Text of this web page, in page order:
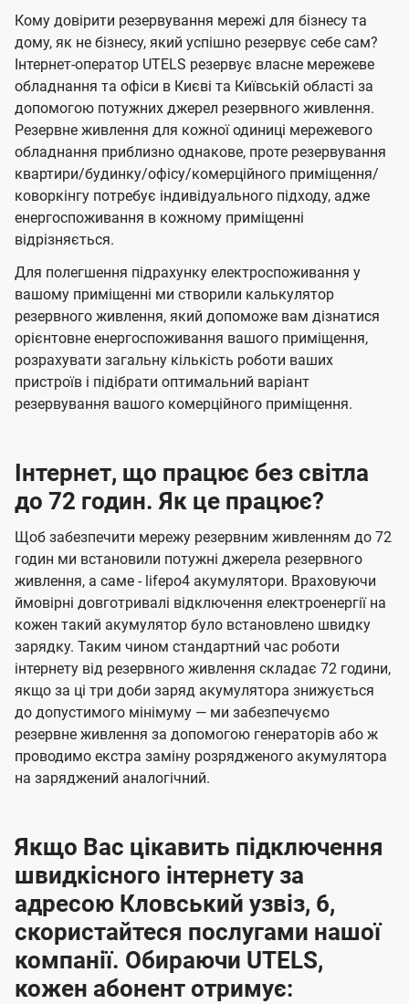
Кому довірити резервування мережі для бізнесу та
дому, як не бізнесу, який успішно резервує себе сам?
Інтернет-оператор UTELS резервує власне мережеве
обладнання та офіси в Києві та Київській області за
допомогою потужних джерел резервного живлення.
Резервне живлення для кожної одиниці мережевого
обладнання приблизно однакове, проте резервування
квартири/будинку/офісу/комерційного приміщення/
коворкінгу потребує індивідуального підходу, адже
енергоспоживання в кожному приміщенні
відрізняється.
Для полегшення підрахунку електроспоживання у
вашому приміщенні ми створили калькулятор
резервного живлення, який допоможе вам дізнатися
орієнтовне енергоспоживання вашого приміщення,
розрахувати загальну кількість роботи ваших
пристроїв і підібрати оптимальний варіант
резервування вашого комерційного приміщення.
Інтернет, що працює без світла
до 72 годин. Як це працює?
Щоб забезпечити мережу резервним живленням до 72
годин ми встановили потужні джерела резервного
живлення, а саме - lifepo4 акумулятори. Враховуючи
ймовірні довготривалі відключення електроенергії на
кожен такий акумулятор було встановлено швидку
зарядку. Таким чином стандартний час роботи
інтернету від резервного живлення складає 72 години,
якщо за ці три доби заряд акумулятора знижується
до допустимого мінімуму — ми забезпечуємо
резервне живлення за допомогою генераторів або ж
проводимо екстра заміну розрядженого акумулятора
на заряджений аналогічний.
Якщо Вас цікавить підключення
швидкісного інтернету за
адресою Кловський узвіз, 6,
скористайтеся послугами нашої
компанії. Обираючи UTELS,
кожен абонент отримує: